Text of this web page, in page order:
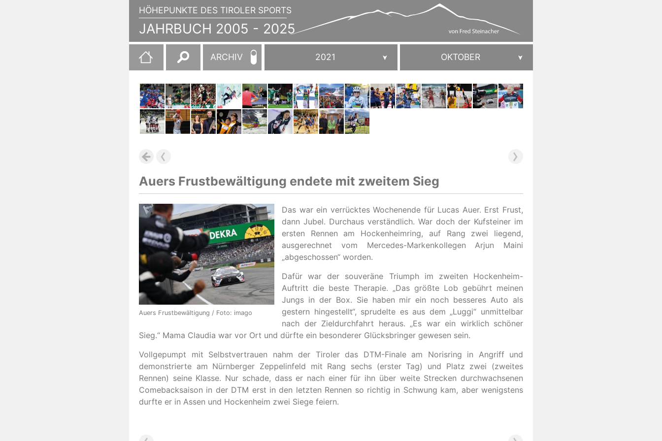
HÖHEPUNKTE DES TIROLER SPORTS
JAHRBUCH 2005 - 2025
JAHRBUCH
2005
2025
Suchen
nach:
ARCHIV 2021 OKTOBER
Auers Frustbewältigung endete mit zweitem Sieg
Auers Frustbewältigung / Foto: imago
Das war ein verrücktes Wochenende für Lucas Auer. Erst Frust,
dann Jubel. Durchaus verständlich. War doch der Kufsteiner im
ersten Rennen am Hockenheimring, auf Rang zwei liegend,
ausgerechnet vom Mercedes-Markenkollegen Arjun Maini
„abgeschossen“ worden.
Dafür war der souveräne Triumph im zweiten Hockenheim-
Auftritt die beste Therapie. „Das größte Lob gebührt meinen
Jungs in der Box. Sie haben mir ein noch besseres Auto als
gestern hingestellt“, sprudelte es aus dem „Luggi“ unmittelbar
nach der Zieldurchfahrt heraus. „Es war ein wirklich schöner
Sieg.“ Mama Claudia war vor Ort und dürfte ein besonderer Glücksbringer gewesen sein.
Vollgepumpt mit Selbstvertrauen nahm der Tiroler das DTM-Finale am Norisring in Angriff und
demonstrierte am Nürnberger Zeppelinfeld mit Rang sechs (erster Tag) und Platz zwei (zweites
Rennen) seine Klasse. Nur schade, dass er nach einer für ihn über weite Strecken durchwachsenen
Comebacksaison in der DTM erst in den letzten Rennen so richtig in Schwung kam, aber wenigstens
durfte er in Assen und Hockenheim zwei Siege feiern.